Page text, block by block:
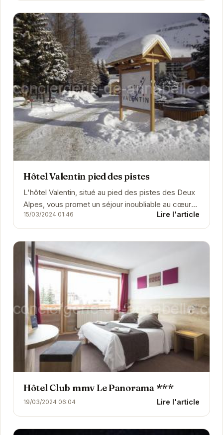
Hôtel Valentin pied des pistes
L'hôtel Valentin, situé au pied des pistes des Deux
Alpes, vous promet un séjour inoubliable au cœur
des Alpes françaises.
15/03/2024 01:46 Lire l'article
Hôtel Club mmv Le Panorama ***
19/03/2024 06:04 Lire l'article